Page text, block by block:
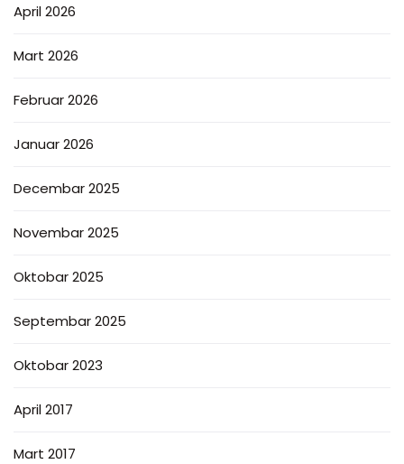
April 2026
Mart 2026
Februar 2026
Januar 2026
Decembar 2025
Novembar 2025
Oktobar 2025
Septembar 2025
Oktobar 2023
April 2017
Mart 2017